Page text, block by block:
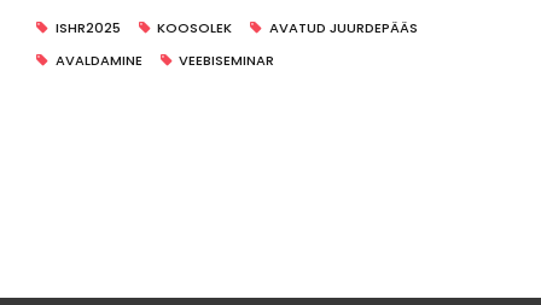
ISHR2025 KOOSOLEK
AVATUD JUURDEPÄÄS
AVALDAMINE
VEEBISEMINAR